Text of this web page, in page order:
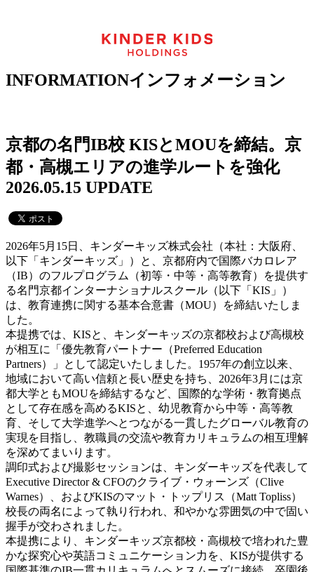
INFORMATIONインフォメーション
京都の名門IB校 KISとMOUを締結。京
都・高槻エリアの進学ルートを強化
2026.05.15 UPDATE
2026年5月15日、キンダーキッズ株式会社（本社：大阪府、
以下「キンダーキッズ」）と、京都府内で国際バカロレア
（IB）のフルプログラム（初等・中等・高等教育）を提供す
る名門京都インターナショナルスクール（以下「KIS」）
は、教育連携に関する基本合意書（MOU）を締結いたしま
した。
本提携では、KISと、キンダーキッズの京都校および高槻校
が相互に「優先教育パートナー（Preferred Education
Partners）」として認定いたしました。1957年の創立以来、
地域において高い信頼と長い歴史を持ち、2026年3月には京
都大学ともMOUを締結するなど、国際的な学術・教育拠点
として存在感を高めるKISと、幼児教育から中等・高等教
育、そして大学進学へとつながる一貫したグローバル教育の
実現を目指し、教職員の交流や教育カリキュラムの相互理解
を深めてまいります。
調印式および撮影セッションは、キンダーキッズを代表して
Executive Director & CFOのクライブ・ウォーンズ（Clive
Warnes）、およびKISのマット・トップリス（Matt Topliss）
校長の両名によって執り行われ、和やかな雰囲気の中で固い
握手が交わされました。
本提携により、キンダーキッズ京都校・高槻校で培われた豊
かな探究心や英語コミュニケーション力を、KISが提供する